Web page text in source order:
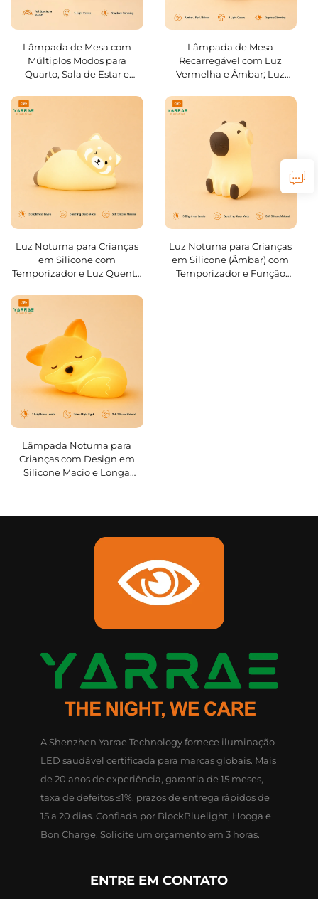
Lâmpada de Mesa com
Múltiplos Modos para
Quarto, Sala de Estar e
para Projetos de Interiores
Lâmpada de Mesa
Recarregável com Luz
Vermelha e Âmbar; Luz
Quarto, Sala de Estar e
Luz Noturna para Crianças
em Silicone com
Temporizador e Luz Quente
Mercado de Produtos para
Luz Noturna para Crianças
em Silicone (Âmbar) com
Temporizador e Função
Lâmpada Noturna para
Crianças com Design em
Silicone Macio e Longa
A Shenzhen Yarrae Technology fornece iluminação
LED saudável certificada para marcas globais. Mais
de 20 anos de experiência, garantia de 15 meses,
taxa de defeitos ≤1%, prazos de entrega rápidos de
15 a 20 dias. Confiada por BlockBluelight, Hooga e
Bon Charge. Solicite um orçamento em 3 horas.
ENTRE EM CONTATO